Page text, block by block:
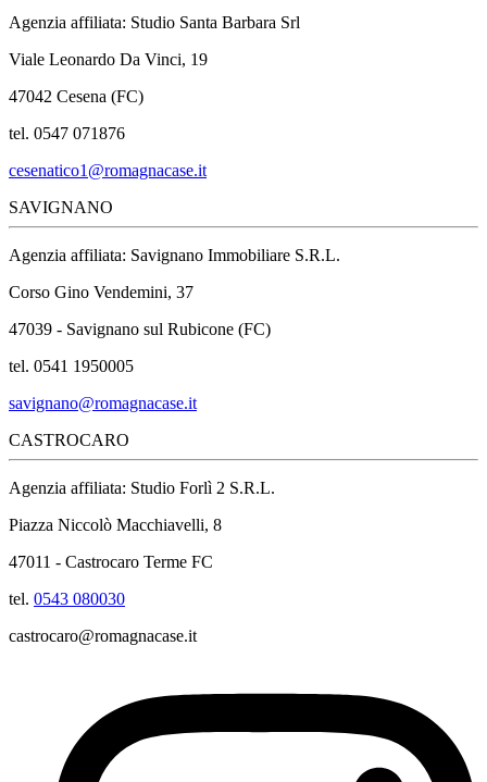
Agenzia affiliata: Studio Santa Barbara Srl
Viale Leonardo Da Vinci, 19
47042 Cesena (FC)
tel. 0547 071876
cesenatico1@romagnacase.it
SAVIGNANO
Agenzia affiliata: Savignano Immobiliare S.R.L.
Corso Gino Vendemini, 37
47039 - Savignano sul Rubicone (FC)
tel. 0541 1950005
savignano@romagnacase.it
CASTROCARO
Agenzia affiliata: Studio Forlì 2 S.R.L.
Piazza Niccolò Macchiavelli, 8
47011 - Castrocaro Terme FC
tel. 0543 080030
castrocaro@romagnacase.it